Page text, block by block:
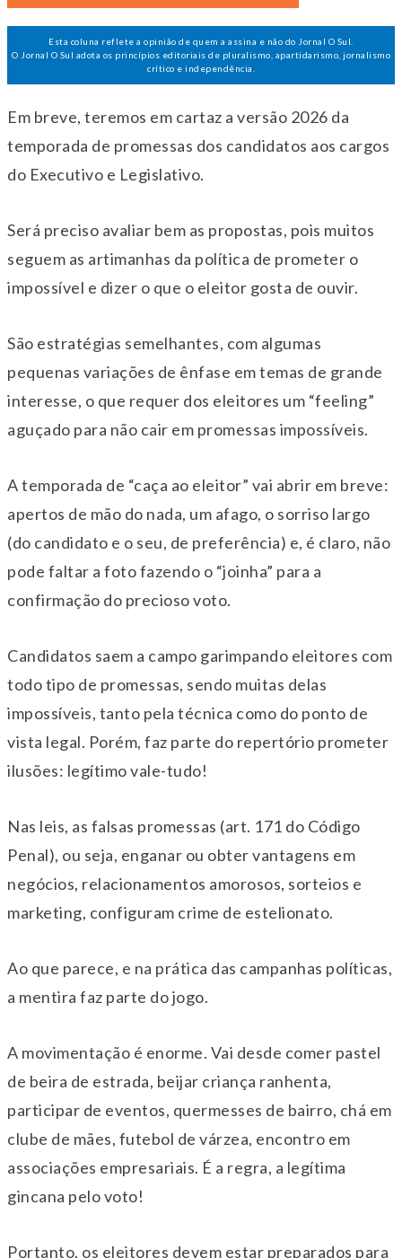
Esta coluna reflete a opinião de quem a assina e não do Jornal O Sul.
O Jornal O Sul adota os princípios editoriais de pluralismo, apartidarismo, jornalismo
crítico e independência.
Em breve, teremos em cartaz a versão 2026 da
temporada de promessas dos candidatos aos cargos
do Executivo e Legislativo.
Será preciso avaliar bem as propostas, pois muitos
seguem as artimanhas da política de prometer o
impossível e dizer o que o eleitor gosta de ouvir.
São estratégias semelhantes, com algumas
pequenas variações de ênfase em temas de grande
interesse, o que requer dos eleitores um “feeling”
aguçado para não cair em promessas impossíveis.
A temporada de “caça ao eleitor” vai abrir em breve:
apertos de mão do nada, um afago, o sorriso largo
(do candidato e o seu, de preferência) e, é claro, não
pode faltar a foto fazendo o “joinha” para a
confirmação do precioso voto.
Candidatos saem a campo garimpando eleitores com
todo tipo de promessas, sendo muitas delas
impossíveis, tanto pela técnica como do ponto de
vista legal. Porém, faz parte do repertório prometer
ilusões: legítimo vale-tudo!
Nas leis, as falsas promessas (art. 171 do Código
Penal), ou seja, enganar ou obter vantagens em
negócios, relacionamentos amorosos, sorteios e
marketing, configuram crime de estelionato.
Ao que parece, e na prática das campanhas políticas,
a mentira faz parte do jogo.
A movimentação é enorme. Vai desde comer pastel
de beira de estrada, beijar criança ranhenta,
participar de eventos, quermesses de bairro, chá em
clube de mães, futebol de várzea, encontro em
associações empresariais. É a regra, a legítima
gincana pelo voto!
Portanto, os eleitores devem estar preparados para